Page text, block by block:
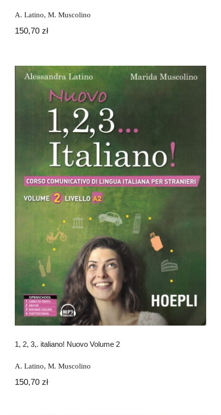
A. Latino, M. Muscolino
150,70 zł
1, 2, 3,. italiano! Nuovo Volume 2
1, 2, 3,. italiano! Nuovo Volume 2
A. Latino, M. Muscolino
150,70 zł